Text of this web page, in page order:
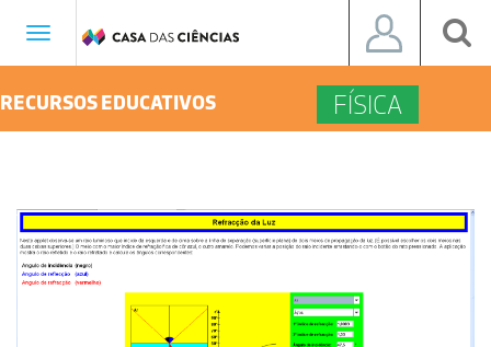
Toggle
RECURSOS EDUCATIVOS FÍSICA